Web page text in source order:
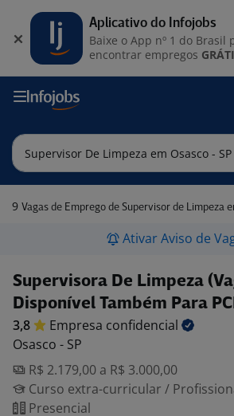
9 Vagas de Emprego de Supervisor de Limpeza em
Ativar Aviso de
Supervisora De Limpeza
Disponível Também Para
3,8 Empresa confidencial
Osasco - SP
R$ 2.179,00 a R$ 3.000,00
Curso extra-curricular /
Presencial
Aplicativo do Infojobs
Baixe o App nº 1 do Brasil
encontrar empregos